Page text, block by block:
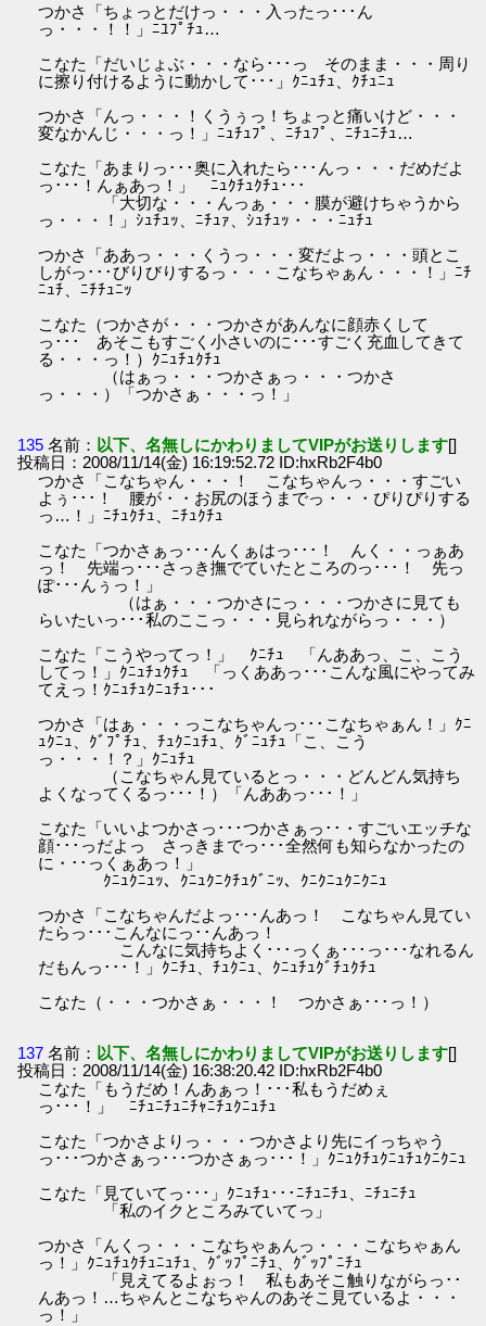
つかさ「ちょっとだけっ・・・入ったっ･･･ん
っ・・・！！」ﾆﾕﾌﾟﾁｭ…
こなた「だいじょぶ・・・なら･･･っ そのまま・・・周り
に擦り付けるように動かして･･･」ｸﾆｭﾁｭ、ｸﾁｭﾆｭ
つかさ「んっ・・・！くうぅっ！ちょっと痛いけど・・・
変なかんじ・・・っ！」ﾆｭﾁｭﾌﾟ、ﾆﾁｭﾌﾟ、ﾆﾁｭﾆﾁｭ…
こなた「あまりっ･･･奥に入れたら･･･んっ・・・だめだよ
っ･･･！んぁあっ！」 ﾆｭｸﾁｭｸﾁｭ･･･
「大切な・・・んっぁ・・・膜が避けちゃうから
っ・・・！」ｼｭﾁｭｯ、ﾆﾁｭｧ、ｼｭﾁｭｯ・・・ﾆｭﾁｭ
つかさ「ああっ・・・くうっ・・・変だよっ・・・頭とこ
しがっ･･･びりびりするっ・・・こなちゃぁん・・・！」ﾆﾁ
ﾆｭﾁ、ﾆﾁﾁｭﾆｯ
こなた（つかさが・・・つかさがあんなに顔赤くして
っ･･･ あそこもすごく小さいのに･･･すごく充血してきて
る・・・っ！）ｸﾆｭﾁｭｸﾁｭ
（はぁっ・・・つかさぁっ・・・つかさ
っ・・・）「つかさぁ・・・っ！」
135 名前： 以下、名無しにかわりましてVIPがお送りします[]
投稿日：2008/11/14(金) 16:19:52.72 ID:hxRb2F4b0
つかさ「こなちゃん・・・！ こなちゃんっ・・・すごい
よぅ･･･！ 腰が・・お尻のほうまでっ・・・ぴりぴりする
っ…！」ﾆﾁｭｸﾁｭ、ﾆﾁｭｸﾁｭ
こなた「つかさぁっ･･･んくぁはっ･･･！ んく・・っぁあ
っ！ 先端っ･･･さっき撫でていたところのっ･･･！ 先っ
ぽ･･･んぅっ！」
（はぁ・・・つかさにっ・・・つかさに見ても
らいたいっ･･･私のここっ・・・見られながらっ・・・）
こなた「こうやってっ！」 ｸﾆﾁｭ 「んああっ、こ、こう
してっ！」ｸﾆｭﾁｭｸﾁｭ 「っくああっ･･･こんな風にやってみ
てえっ！ｸﾆｭﾁｭｸﾆｭﾁｭ･･･
つかさ「はぁ・・・っこなちゃんっ･･･こなちゃぁん！」ｸﾆ
ｭｸﾆｭ、ｸﾞﾌﾟﾁｭ、ﾁｭｸﾆｭﾁｭ、ｸﾞﾆｭﾁｭ「こ、こう
っ・・・！？」ｸﾆｭﾁｭ
（こなちゃん見ているとっ・・・どんどん気持ち
よくなってくるっ･･･！）「んああっ･･･！」
こなた「いいよつかさっ･･･つかさぁっ･･・すごいエッチな
顔･･･っだよっ さっきまでっ･･･全然何も知らなかったの
に・･･っくぁあっ！」
ｸﾆｭｸﾆｭｯ、ｸﾆｭｸﾆｸﾁｭｸﾞﾆｯ、ｸﾆｸﾆｭｸﾆｸﾆｭ
つかさ「こなちゃんだよっ･･･んあっ！ こなちゃん見てい
たらっ･･･こんなにっ･･んあっ！
こんなに気持ちよく･･･っくぁ･･･っ･･･なれるん
だもんっ･･･！」ｸﾆﾁｭ、ﾁｭｸﾆｭ、ｸﾆｭﾁｭｸﾞﾁｭｸﾁｭ
こなた（・・・つかさぁ・・・！ つかさぁ･･･っ！）
137 名前： 以下、名無しにかわりましてVIPがお送りします[]
投稿日：2008/11/14(金) 16:38:20.42 ID:hxRb2F4b0
こなた「もうだめ！んあぁっ！･･･私もうだめぇ
っ･･･！」 ﾆﾁｭﾆﾁｭﾆﾁｬﾆﾁｭｸﾆｭﾁｭ
こなた「つかさよりっ・・・つかさより先にイっちゃう
っ･･･つかさぁっ･･･つかさぁっ･･･！」ｸﾆｭｸﾁｭｸﾆｭﾁｭｸﾆｸﾆｭ
こなた「見ていてっ･･･」ｸﾆｭﾁｭ･･･ﾆﾁｭﾆﾁｭ、ﾆﾁｭﾆﾁｭ
「私のイクところみていてっ」
つかさ「んくっ・・・こなちゃぁんっ・・・こなちゃぁん
っ！」ｸﾆｭﾁｭｸﾁｭﾆｭﾁｭ、ｸﾞｯﾌﾟﾆﾁｭ、ｸﾞｯﾌﾟﾆﾁｭ
「見えてるよぉっ！ 私もあそこ触りながらっ･･
んあっ！…ちゃんとこなちゃんのあそこ見ているよ・・・
っ！」